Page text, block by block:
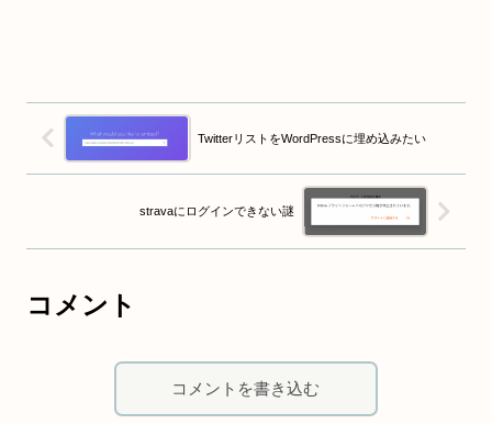
TwitterリストをWordPressに埋め込みたい
stravaにログインできない謎
コメント
コメントを書き込む